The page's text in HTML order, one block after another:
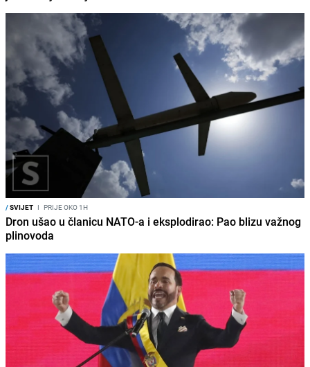
/SVIJET I PRIJE OKO 1H
Dron ušao u članicu NATO-a i eksplodirao: Pao blizu važnog
plinovoda